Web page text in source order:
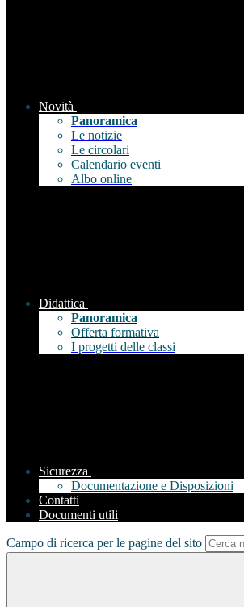
Novità
Panoramica
Le notizie
Le circolari
Calendario eventi
Albo online
Didattica
Panoramica
Offerta formativa
I progetti delle classi
Sicurezza
Documentazione e Disposizioni
Contatti
Documenti utili
Campo di ricerca per le pagine del sito